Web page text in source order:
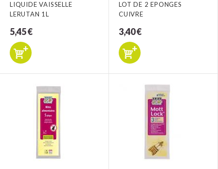
LIQUIDE VAISSELLE
LERUTAN 1L
5,45 €
LOT DE 2 EPONGES
CUIVRE
3,40 €